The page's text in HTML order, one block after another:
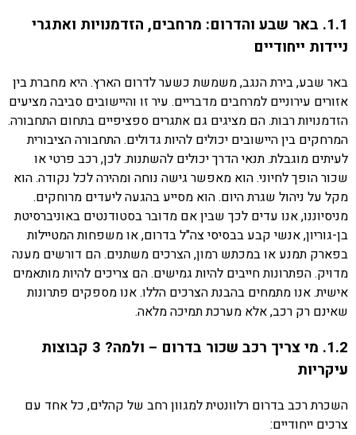
1.1. באר שבע והדרום: מרחבים, הזדמנויות ואתגרי
ניידות ייחודיים
באר שבע, בירת הנגב, משמשת כשער לדרום הארץ. היא מחברת בין
אזורים עירוניים למרחבים מדבריים. עיר זו והיישובים סביבה מציעים
הזדמנויות רבות. הם מציגים גם אתגרים ספציפיים בתחום התחבורה.
המרחקים בין היישובים יכולים להיות גדולים. התחבורה הציבורית
לעיתים מוגבלת. תנאי הדרך יכולים להשתנות. לכן, רכב פרטי או
שכור הופך לחיוני. הוא מאפשר גישה נוחה ומהירה לכל נקודה. הוא
מקל על ניהול שגרת היום. הוא מסייע בהגעה ליעדים מרוחקים.
מניסיוננו, אנו עדים לכך שבין אם מדובר בסטודנטים באוניברסיטת
בן-גוריון, אנשי קבע בבסיסי צה"ל בדרום, או משפחות המטיילות
בפארק תמנע או במכתש רמון, הצרכים משתנים. הם דורשים מענה
מדויק. הפתרונות חייבים להיות גמישים. הם צריכים להיות מותאמים
אישית. אנו מתמחים בהבנת הצרכים הללו. אנו מספקים פתרונות
שאינם רק רכב, אלא מערכת תמיכה מלאה.
1.2. מי צריך רכב שכור בדרום – ולמה? 3 קבוצות
עיקריות
השכרת רכב בדרום רלוונטית למגוון רחב של קהלים, כל אחד עם
צרכים ייחודיים: